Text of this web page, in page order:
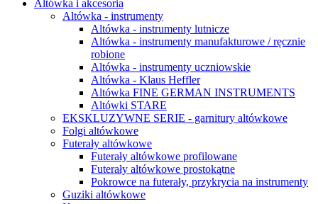
Altówka i akcesoria
Altówka - instrumenty
Altówka - instrumenty lutnicze
Altówka - instrumenty manufakturowe / ręcznie
robione
Altówka - instrumenty uczniowskie
Altówka - Klaus Heffler
Altówka FINE GERMAN INSTRUMENTS
Altówki STARE
EKSKLUZYWNE SERIE - garnitury altówkowe
Folgi altówkowe
Futerały altówkowe
Futerały altówkowe profilowane
Futerały altówkowe prostokątne
Pokrowce na futerały, przykrycia na instrumenty
Guziki altówkowe